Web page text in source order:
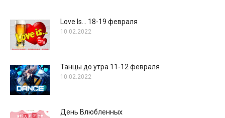
Love Is… 18-19 февраля
10.02.2022
Танцы до утра 11-12 февраля
10.02.2022
День Влюбленных